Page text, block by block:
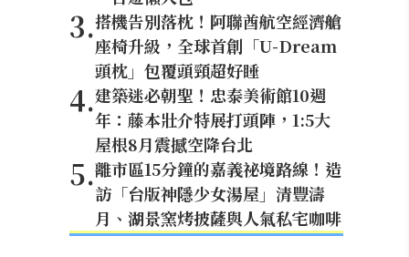
3.搭機告別落枕！阿聯酋航空經濟艙
座椅升級，全球首創「U-Dream
頭枕」包覆頭頸超好睡
4.建築迷必朝聖！忠泰美術館10週
年：藤本壯介特展打頭陣，1:5大
屋根8月震撼空降台北
5.離市區15分鐘的嘉義祕境路線！造
訪「台版神隱少女湯屋」清豐濤
月、湖景窯烤披薩與人氣私宅咖啡